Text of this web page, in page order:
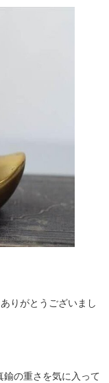
りがとうございまし
の重さを気に入って